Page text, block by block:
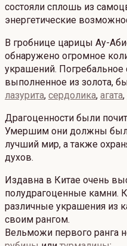
состояли сплошь из
энергетические
В гробнице царицы Ау-
обнаружено огромное
украшений.
выполненное из золота,
лазурита, сердолика, агата,
Драгоценности были
Умершим они должны
лучший мир, а также
духов.
Издавна в Китае очень
полудрагоценные камни.
различные украшения из
своим рангом.
Вельможи первого ранга